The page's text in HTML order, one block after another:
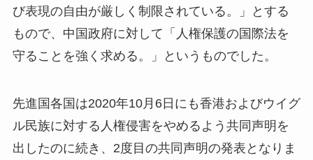
び表現の自由が厳しく制限されている。」とする
もので、中国政府に対して「人権保護の国際法を
守ることを強く求める。」というものでした。
先進国各国は2020年10月6日にも香港およびウイグ
ル民族に対する人権侵害をやめるよう共同声明を
出したのに続き、2度目の共同声明の発表となりま